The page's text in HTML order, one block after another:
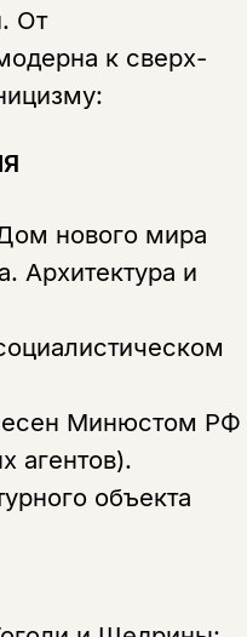
От
к сверх-
нового мира
Архитектура и
Минюстом РФ
агентов).
объекта